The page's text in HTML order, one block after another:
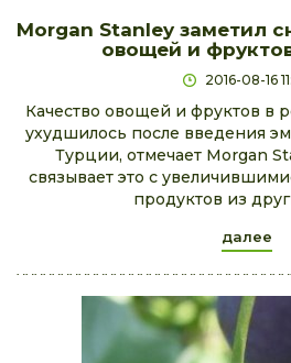
Morgan Stanley заметил
овощей и
2016-08-16
Качество овощей и фруктов в
ухудшилось после введения
Турции, отмечает Morgan
связывает это с
продуктов из
далее